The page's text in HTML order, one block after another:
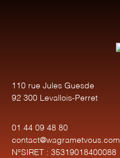
110 rue Jules Guesde
92 300 Levallois-Perret
01 44 09 48 80
contact@wagrametvous.com
N°SIRET : 35319018400088